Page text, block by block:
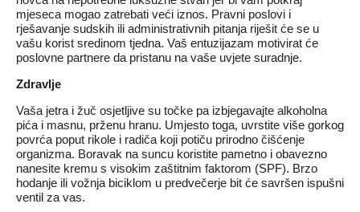
mjeseca mogao zatrebati veći iznos. Pravni poslovi i
rješavanje sudskih ili administrativnih pitanja riješit će se u
vašu korist sredinom tjedna. Vaš entuzijazam motivirat će
poslovne partnere da pristanu na vaše uvjete suradnje.
Zdravlje
Vaša jetra i žuč osjetljive su točke pa izbjegavajte alkoholna
pića i masnu, prženu hranu. Umjesto toga, uvrstite više gorkog
povrća poput rikole i radiča koji potiču prirodno čišćenje
organizma. Boravak na suncu koristite pametno i obavezno
nanesite kremu s visokim zaštitnim faktorom (SPF). Brzo
hodanje ili vožnja biciklom u predvečerje bit će savršen ispušni
ventil za vas.